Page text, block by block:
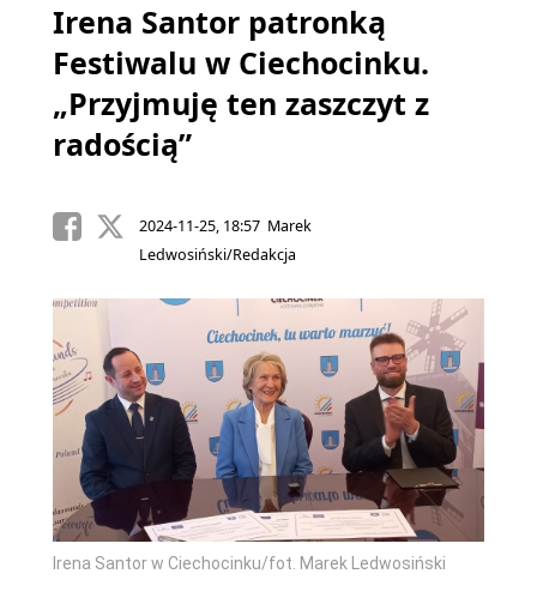
Irena Santor patronką
Festiwalu w Ciechocinku.
„Przyjmuję ten zaszczyt z
radością”
2024-11-25, 18:57 Marek
Ledwosiński/Redakcja
Irena Santor w Ciechocinku/fot. Marek Ledwosiński